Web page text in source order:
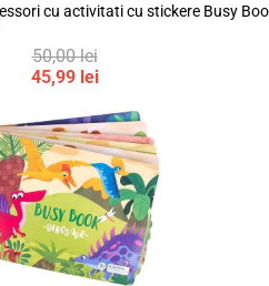
cu activitati cu stickere Busy
50,00lei
Prețul
a
fost:
50,00 lei.
45,99 lei
curent
este:
45,99 lei.